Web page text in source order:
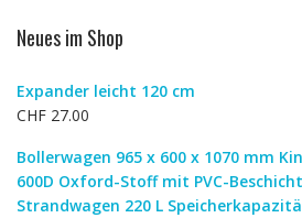
Neues im Shop
Expander leicht 120 cm
CHF 27.00
Bollerwagen 965 x 600 x 1070 mm
600D Oxford-Stoff mit PVC-
Strandwagen 220 L